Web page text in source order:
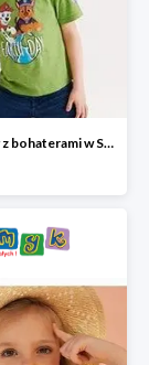
Ubrania i buty z bohaterami w Smyku do -50%